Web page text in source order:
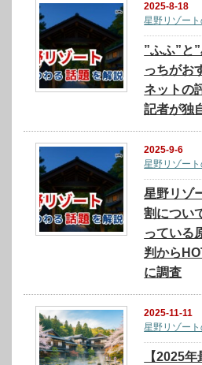
2025-8-18
星野リゾー
”ふふ”と
っちがお
ネットの
記者が独
2025-9-6
星野リゾー
星野リゾ
割につい
っている
判から
に調査
2025-11-11
星野リゾー
【2025